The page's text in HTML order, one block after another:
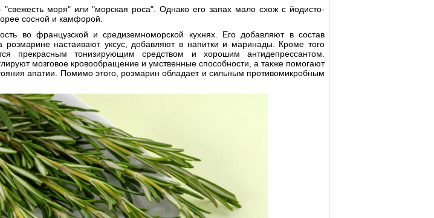
"свежесть моря" или "морская роса". Однако его запах мало схож с йодисто-
сосной и камфорой.
во французской и средиземноморской кухнях. Его добавляют в состав
розмарине настаивают уксус, добавляют в напитки и маринады. Кроме того
прекрасным тонизирующим средством и хорошим антидепрессантом.
мозговое кровообращение и умственные способности, а также помогают
апатии. Помимо этого, розмарин обладает и сильным противомикробным